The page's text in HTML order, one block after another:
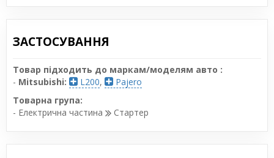
ЗАСТОСУВАННЯ
Товар підходить до маркам/моделям авто :
- Mitsubishi: L200,
Pajero
Товарна група:
- Електрична частина
Стартер